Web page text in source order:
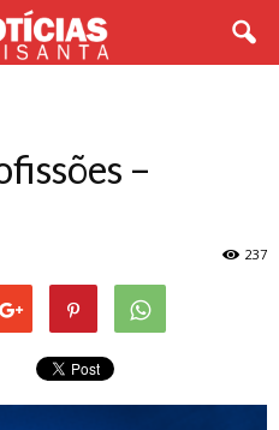
–
237